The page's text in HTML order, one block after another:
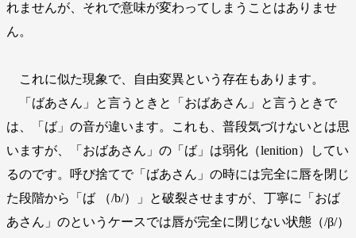
れませんが、それで意味が変わってしまうことはありませ
ん。
これに似た現象で、自由変異という存在もあります。
「ばあさん」と言うときと「おばあさん」と言うときで
は、「ば」の音が違います。これも、普段気づけないとは思
いますが、「おばあさん」の「ば」は弱化（lenition）してい
るのです。呼び捨てで「ばあさん」の時には完全に唇を閉じ
た段階から「ば （/b/）」と破裂させますが、丁寧に「おば
あさん」のというケースでは唇が完全に閉じない状態（/β/）